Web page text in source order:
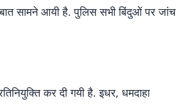
सामने आयी है. पुलिस सभी बिंदुओं पर जांच
कर दी गयी है. इधर, धमदाहा